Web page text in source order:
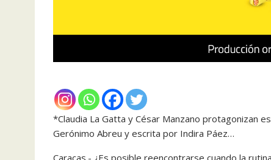
*Claudia La Gatta y César Manzano protagonizan
Gerónimo Abreu y escrita por Indira Páez…
Caracas.- ¿Es posible reencontrarse cuando la